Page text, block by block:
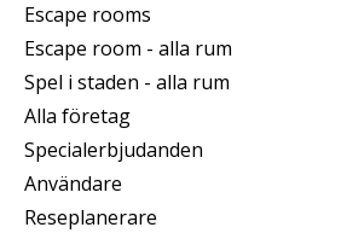
Escape rooms
Escape room - alla rum
Spel i staden - alla rum
Alla företag
Specialerbjudanden
Användare
Reseplanerare